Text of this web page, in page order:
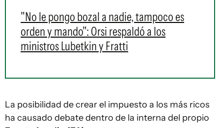
"No le pongo bozal a nadie, tampoco es
orden y mando": Orsi respaldó a los
ministros Lubetkin y Fratti
La posibilidad de crear el impuesto a los más ricos
ha causado debate dentro de la interna del propio